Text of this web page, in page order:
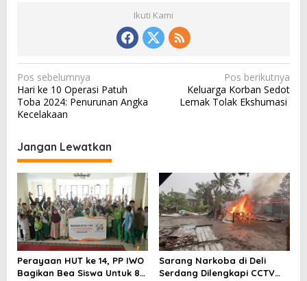
Ikuti Kami
N
a
v
g
a
s
i
p
o
s
Pos sebelumnya
Hari ke 10 Operasi Patuh
Toba 2024: Penurunan Angka
Kecelakaan
Pos berikutnya
Keluarga Korban Sedot
Lemak Tolak Ekshumasi
Jangan Lewatkan
Perayaan HUT ke 14, PP IWO
Bagikan Bea Siswa Untuk 8
Sarang Narkoba di Deli
Serdang Dilengkapi CCTV